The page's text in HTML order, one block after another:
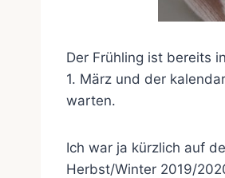
Der Frühling ist bereits
1. März und der
warten.
Ich war ja kürzlich auf
Herbst/Winter 2019/